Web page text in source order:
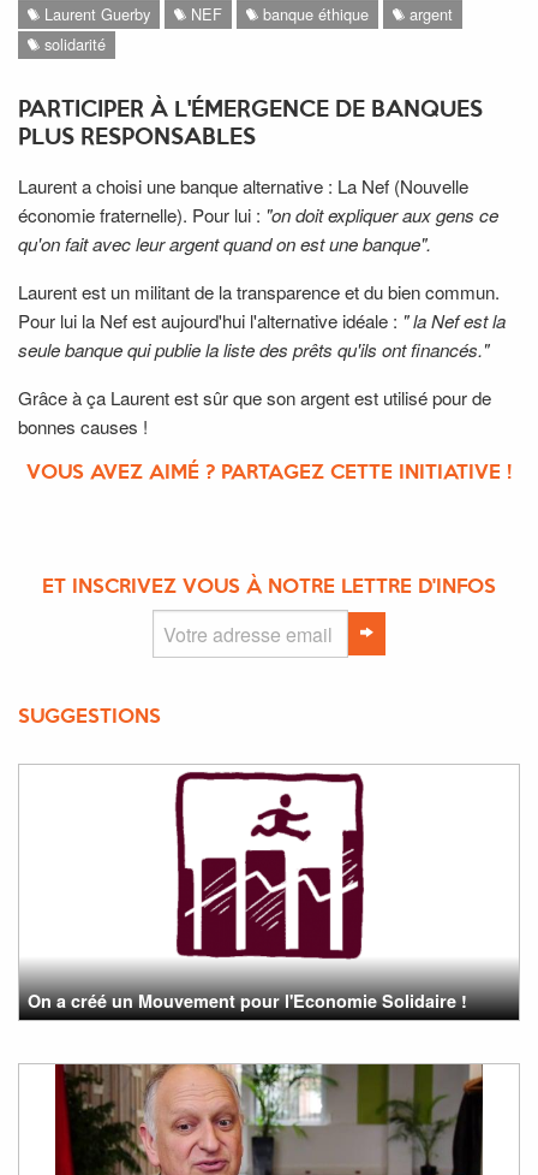
Laurent Guerby NEF banque éthique
argent
solidarité
PARTICIPER À L'ÉMERGENCE DE BANQUES
PLUS RESPONSABLES
Laurent a choisi une banque alternative : La Nef (Nouvelle
économie fraternelle). Pour lui : "on doit expliquer aux gens ce
qu'on fait avec leur argent quand on est une banque".
Laurent est un militant de la transparence et du bien commun.
Pour lui la Nef est aujourd'hui l'alternative idéale : " la Nef est la
seule banque qui publie la liste des prêts qu'ils ont financés."
Grâce à ça Laurent est sûr que son argent est utilisé pour de
bonnes causes !
VOUS AVEZ AIMÉ ? PARTAGEZ CETTE INITIATIVE !
ET INSCRIVEZ VOUS À NOTRE LETTRE D'INFOS
SUGGESTIONS
On a créé un Mouvement pour l'Economie Solidaire !